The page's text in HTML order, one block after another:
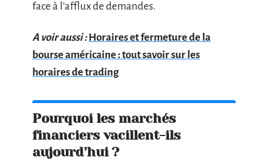
face à l’afflux de demandes.
A voir aussi : Horaires et fermeture de la
bourse américaine : tout savoir sur les
horaires de trading
Pourquoi les marchés
financiers vacillent-ils
aujourd’hui ?